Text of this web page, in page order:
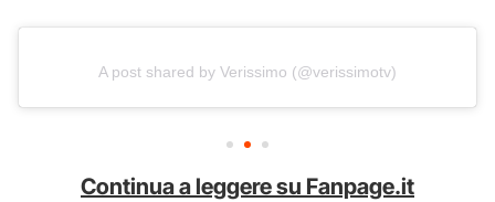
A post shared by Verissimo (@verissimotv)
Continua a leggere su Fanpage.it